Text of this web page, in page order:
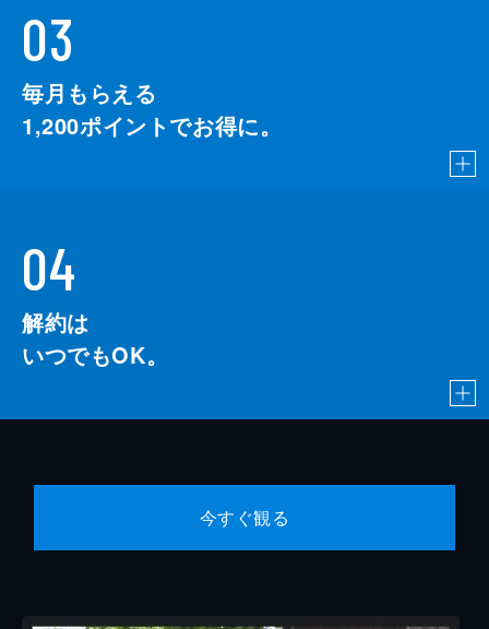
03
毎月もらえる
1,200ポイントでお得に。
04
解約は
いつでもOK。
今すぐ観る